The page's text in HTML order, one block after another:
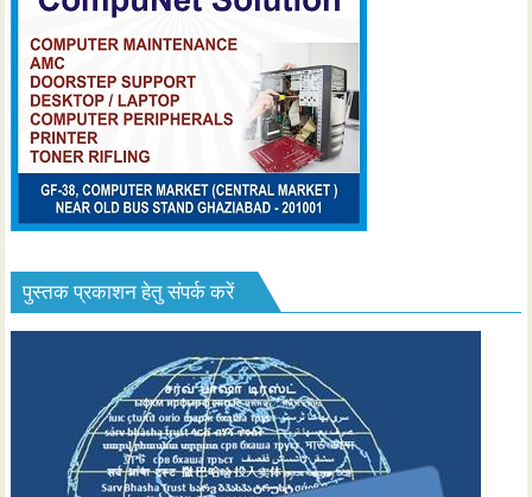
पुस्तक प्रकाशन हेतु संपर्क करें